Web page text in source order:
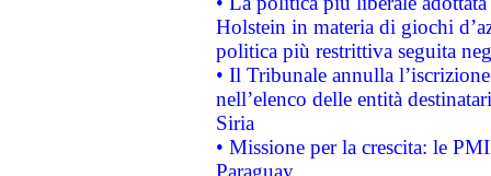
Holstein in materia di giochi
politica più restrittiva seguita
• Il Tribunale annulla
nell’elenco delle entità
Siria
• Missione per la crescita: le
Paraguay